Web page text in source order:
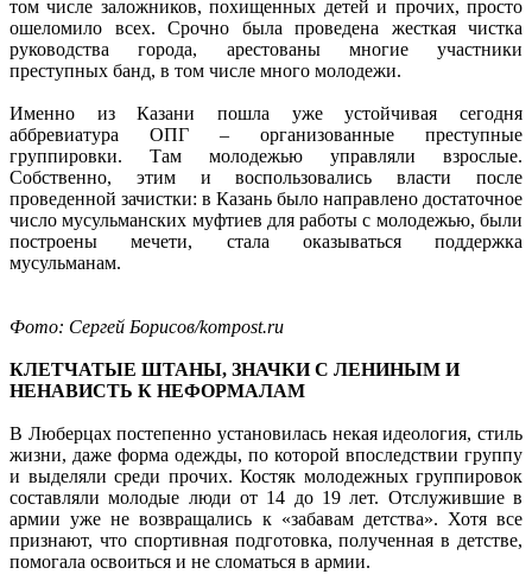
том числе заложников, похищенных детей и прочих, просто
ошеломило всех. Срочно была проведена жесткая чистка
руководства города, арестованы многие участники
преступных банд, в том числе много молодежи.
Именно из Казани пошла уже устойчивая сегодня
аббревиатура ОПГ – организованные преступные
группировки. Там молодежью управляли взрослые.
Собственно, этим и воспользовались власти после
проведенной зачистки: в Казань было направлено достаточное
число мусульманских муфтиев для работы с молодежью, были
построены мечети, стала оказываться поддержка
мусульманам.
Фото: Сергей Борисов/kompost.ru
КЛЕТЧАТЫЕ ШТАНЫ, ЗНАЧКИ С ЛЕНИНЫМ И
НЕНАВИСТЬ К НЕФОРМАЛАМ
В Люберцах постепенно установилась некая идеология, стиль
жизни, даже форма одежды, по которой впоследствии группу
и выделяли среди прочих. Костяк молодежных группировок
составляли молодые люди от 14 до 19 лет. Отслужившие в
армии уже не возвращались к «забавам детства». Хотя все
признают, что спортивная подготовка, полученная в детстве,
помогала освоиться и не сломаться в армии.